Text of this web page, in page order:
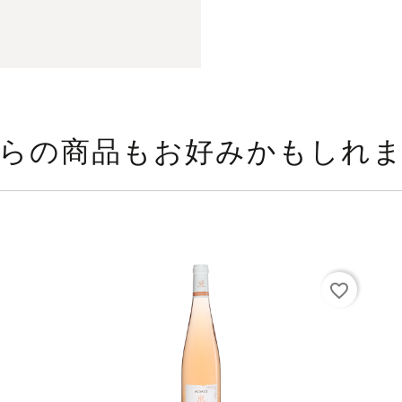
の商品もお好みかもしれ
favorite_border